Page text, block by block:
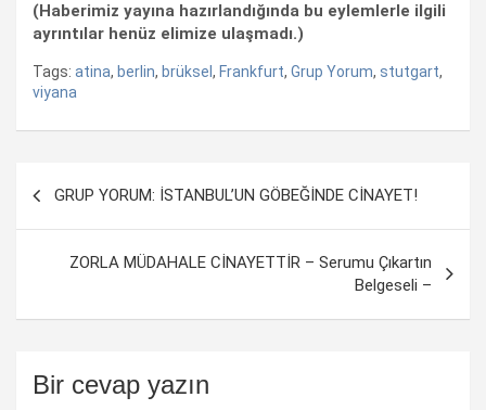
(Haberimiz yayına hazırlandığında bu eylemlerle ilgili
ayrıntılar henüz elimize ulaşmadı.)
Tags: atina, berlin, brüksel , Frankfurt, Grup Yorum, stutgart,
viyana
GRUP YORUM: İSTANBUL’UN GÖBEĞİNDE CİNAYET!
ZORLA MÜDAHALE CİNAYETTİR – Serumu Çıkartın
Belgeseli –
Bir cevap yazın